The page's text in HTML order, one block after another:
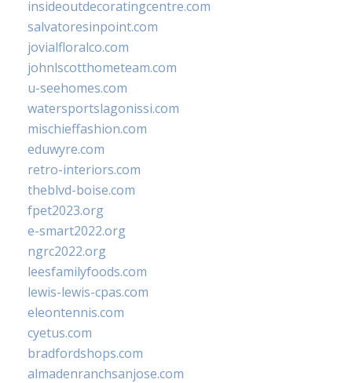
insideoutdecoratingcentre.com
salvatoresinpoint.com
jovialfloralco.com
johnlscotthometeam.com
u-seehomes.com
watersportslagonissi.com
mischieffashion.com
eduwyre.com
retro-interiors.com
theblvd-boise.com
fpet2023.org
e-smart2022.org
ngrc2022.org
leesfamilyfoods.com
lewis-lewis-cpas.com
eleontennis.com
cyetus.com
bradfordshops.com
almadenranchsanjose.com